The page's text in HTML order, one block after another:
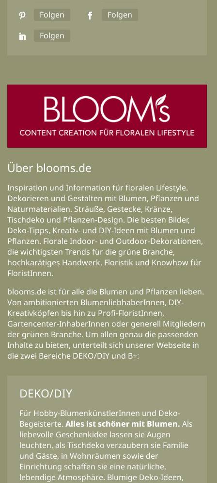
Folgen
Folgen
Folgen
Über blooms.de
Inspiration und Information für floralen Lifestyle.
Dekorieren und Gestalten mit Blumen, Pflanzen und
Naturmaterialien. Sträuße, Gestecke, Kränze,
Tischdeko und Pflanzen-Design. Die besten Bilder,
Deko-Tipps, Kreativ- und DIY-Ideen mit Blumen und
Pflanzen. Florale Indoor- und Outdoor-Dekorationen,
die wichtigsten Trends für die grüne Branche,
hochkarätiges Handwerk, Floristik und Knowhow für
FloristInnen.
blooms.de ist für alle die Blumen und Pflanzen lieben.
Von ambitionierten BlumenliebhaberInnen, DIY-
Kreativköpfen bis hin zu Profi-FloristInnen,
Gartencenter-InhaberInnen oder generell Mitgliedern
der grünen Branche. Um allen genau die passenden
Inhalte zu bieten, unterteilt sich unserer Webseite in
die zwei Bereiche DEKO/DIY und B+:
DEKO/DIY
Für Hobby-BlumenkünstlerInnen und Deko-
Begeisterte. Alles ist schöner mit Blumen. Als
liebevolle Geschenkidee lassen sie Augen
leuchten, als Tischdeko verzaubern sie Familie
und Gäste, in Wohnräumen sowie der
Einrichtung schaffen sie eine natürliche,
lebendige Atmosphäre. Blumige Deko-Ideen,